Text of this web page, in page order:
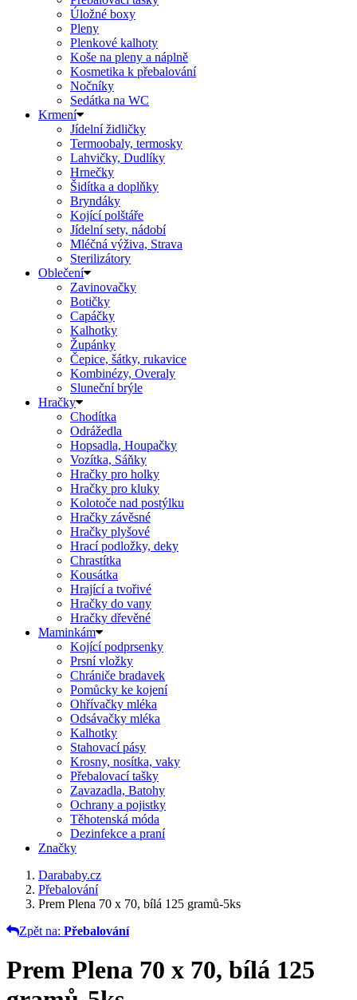
Úložné boxy
Pleny
Plenkové kalhoty
Koše na pleny a náplně
Kosmetika k přebalování
Nočníky
Sedátka na WC
Krmení
Jídelní židličky
Termoobaly, termosky
Lahvičky, Dudlíky
Hrnečky
Šidítka a doplňky
Bryndáky
Kojící polštáře
Jídelní sety, nádobí
Mléčná výživa, Strava
Sterilizátory
Oblečení
Zavinovačky
Botičky
Capáčky
Kalhotky
Župánky
Čepice, šátky, rukavice
Kombinézy, Overaly
Sluneční brýle
Hračky
Chodítka
Odrážedla
Hopsadla, Houpačky
Vozítka, Sáňky
Hračky pro holky
Hračky pro kluky
Kolotoče nad postýlku
Hračky závěsné
Hračky plyšové
Hrací podložky, deky
Chrastítka
Kousátka
Hrající a tvořivé
Hračky do vany
Hračky dřevěné
Maminkám
Kojící podprsenky
Prsní vložky
Chrániče bradavek
Pomůcky ke kojení
Ohřívačky mléka
Odsávačky mléka
Kalhotky
Stahovací pásy
Krosny, nosítka, vaky
Přebalovací tašky
Zavazadla, Batohy
Ochrany a pojistky
Těhotenská móda
Dezinfekce a praní
Značky
Darababy.cz
Přebalování
Prem Plena 70 x 70, bílá 125 gramů-5ks
Zpět na: Přebalování
Prem Plena 70 x 70, bílá 125